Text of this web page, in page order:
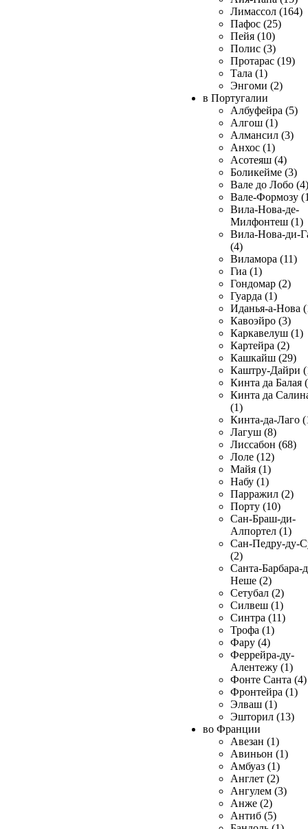
Лимассол (164)
Пафос (25)
Пейя (10)
Полис (3)
Протарас (19)
Тала (1)
Энгоми (2)
в Португалии
Албуфейра (5)
Алгош (1)
Алмансил (3)
Анхос (1)
Асотеяш (4)
Боликейме (3)
Вале до Лобо (4)
Вале-Формозу
Вила-Нова-де-
Милфонтеш (1)
Вила-Нова-ди-
(4)
Виламора (11)
Гиа (1)
Гондомар (2)
Гуарда (1)
Иданья-а-Нова
Кавоэйро (3)
Каркавелуш (1)
Картейра (2)
Кашкайш (29)
Каштру-Дайри
Кинта да Балая
Кинта да
(1)
Кинта-да-Лаго
Лагуш (8)
Лиссабон (68)
Лоле (12)
Майя (1)
Набу (1)
Парражил (2)
Порту (10)
Сан-Браш-ди-
Алпортел (1)
Сан-Педру-ду-
(2)
Санта-Барбара-
Неше (2)
Сетубал (2)
Силвеш (1)
Синтра (11)
Трофа (1)
Фару (4)
Феррейра-ду-
Алентежу (1)
Фонте Санта (4)
Фронтейра (1)
Элваш (1)
Эшторил (13)
во Франции
Авезан (1)
Авиньон (1)
Амбуаз (1)
Англет (2)
Ангулем (3)
Анже (2)
Антиб (5)